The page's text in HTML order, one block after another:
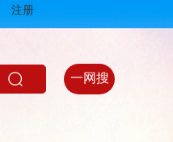
注册
一网搜